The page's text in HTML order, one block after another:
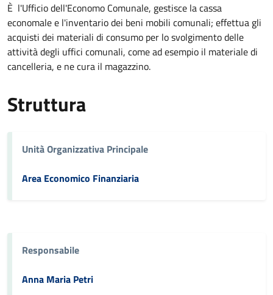
È l'Ufficio dell'Economo Comunale, gestisce la cassa
economale e l'inventario dei beni mobili comunali; effettua gli
acquisti dei materiali di consumo per lo svolgimento delle
attività degli uffici comunali, come ad esempio il materiale di
cancelleria, e ne cura il magazzino.
Struttura
Unità Organizzativa Principale
Area Economico Finanziaria
Responsabile
Anna Maria Petri